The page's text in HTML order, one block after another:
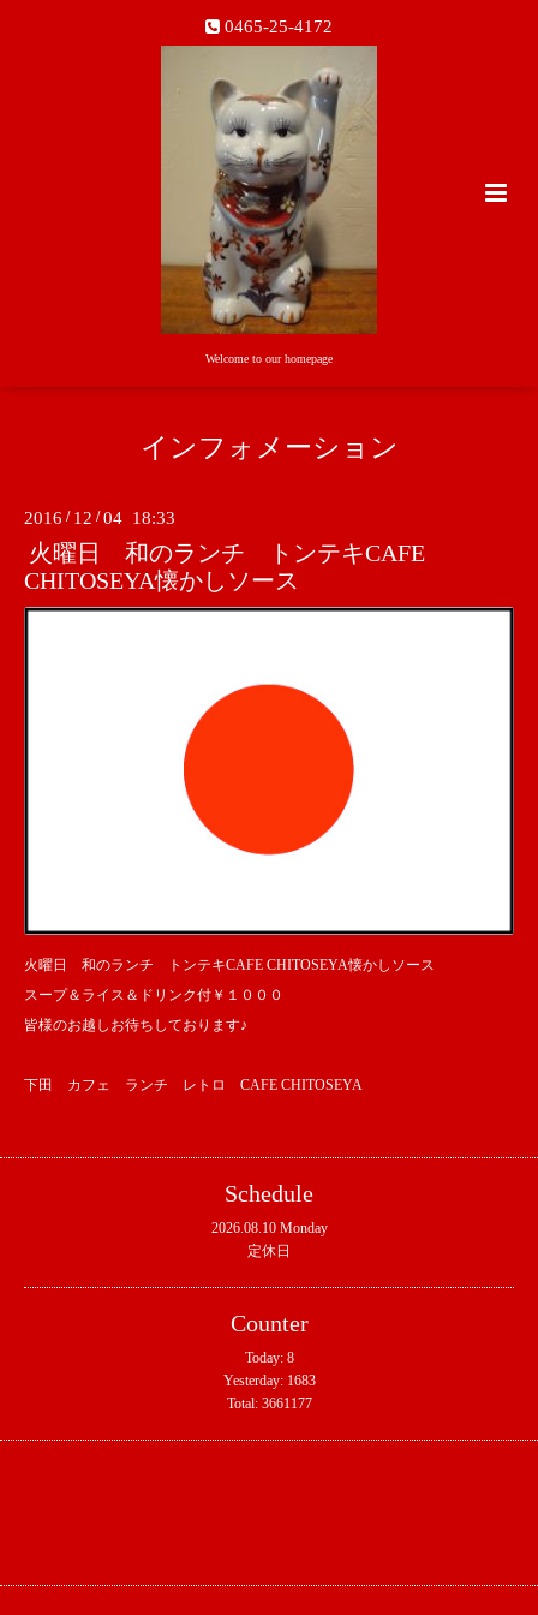
0465-25-4172
Welcome to our homepage
インフォメーション
2016 / 12 /04 18:33
火曜日 和のランチ トンテキCAFE
CHITOSEYA懐かしソース
火曜日 和のランチ トンテキCAFE CHITOSEYA懐かしソース
スープ＆ライス＆ドリンク付￥１０００
皆様のお越しお待ちしております♪
下田 カフェ ランチ レトロ CAFE CHITOSEYA
Schedule
2026.08.10 Monday
定休日
Counter
Today: 8
Yesterday: 1683
Total: 3661177